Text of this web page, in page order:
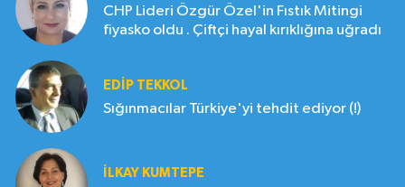
CHP Lideri Özgür Özel'in Fıstık Mitingi
fiyasko oldu . Çiftçi hayal kırıklığına uğradı
EDIP TEKKOL
Sığınmacılar Türkiye'yi tehdit ediyor (!)
İLKAY KUMTEPE